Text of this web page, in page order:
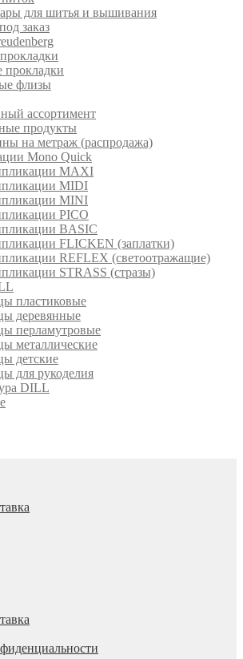
для шитья и вышивания
заказ
прокладки
флизы
ассортимент
продукты
на метраж (распродажа)
Mono Quick
MAXI
MIDI
MINI
PICO
BASIC
FLICKEN (заплатки)
REFLEX (светоотражащие)
STRASS (стразы)
пластиковые
деревянные
перламутровые
металлические
детские
для рукоделия
DILL